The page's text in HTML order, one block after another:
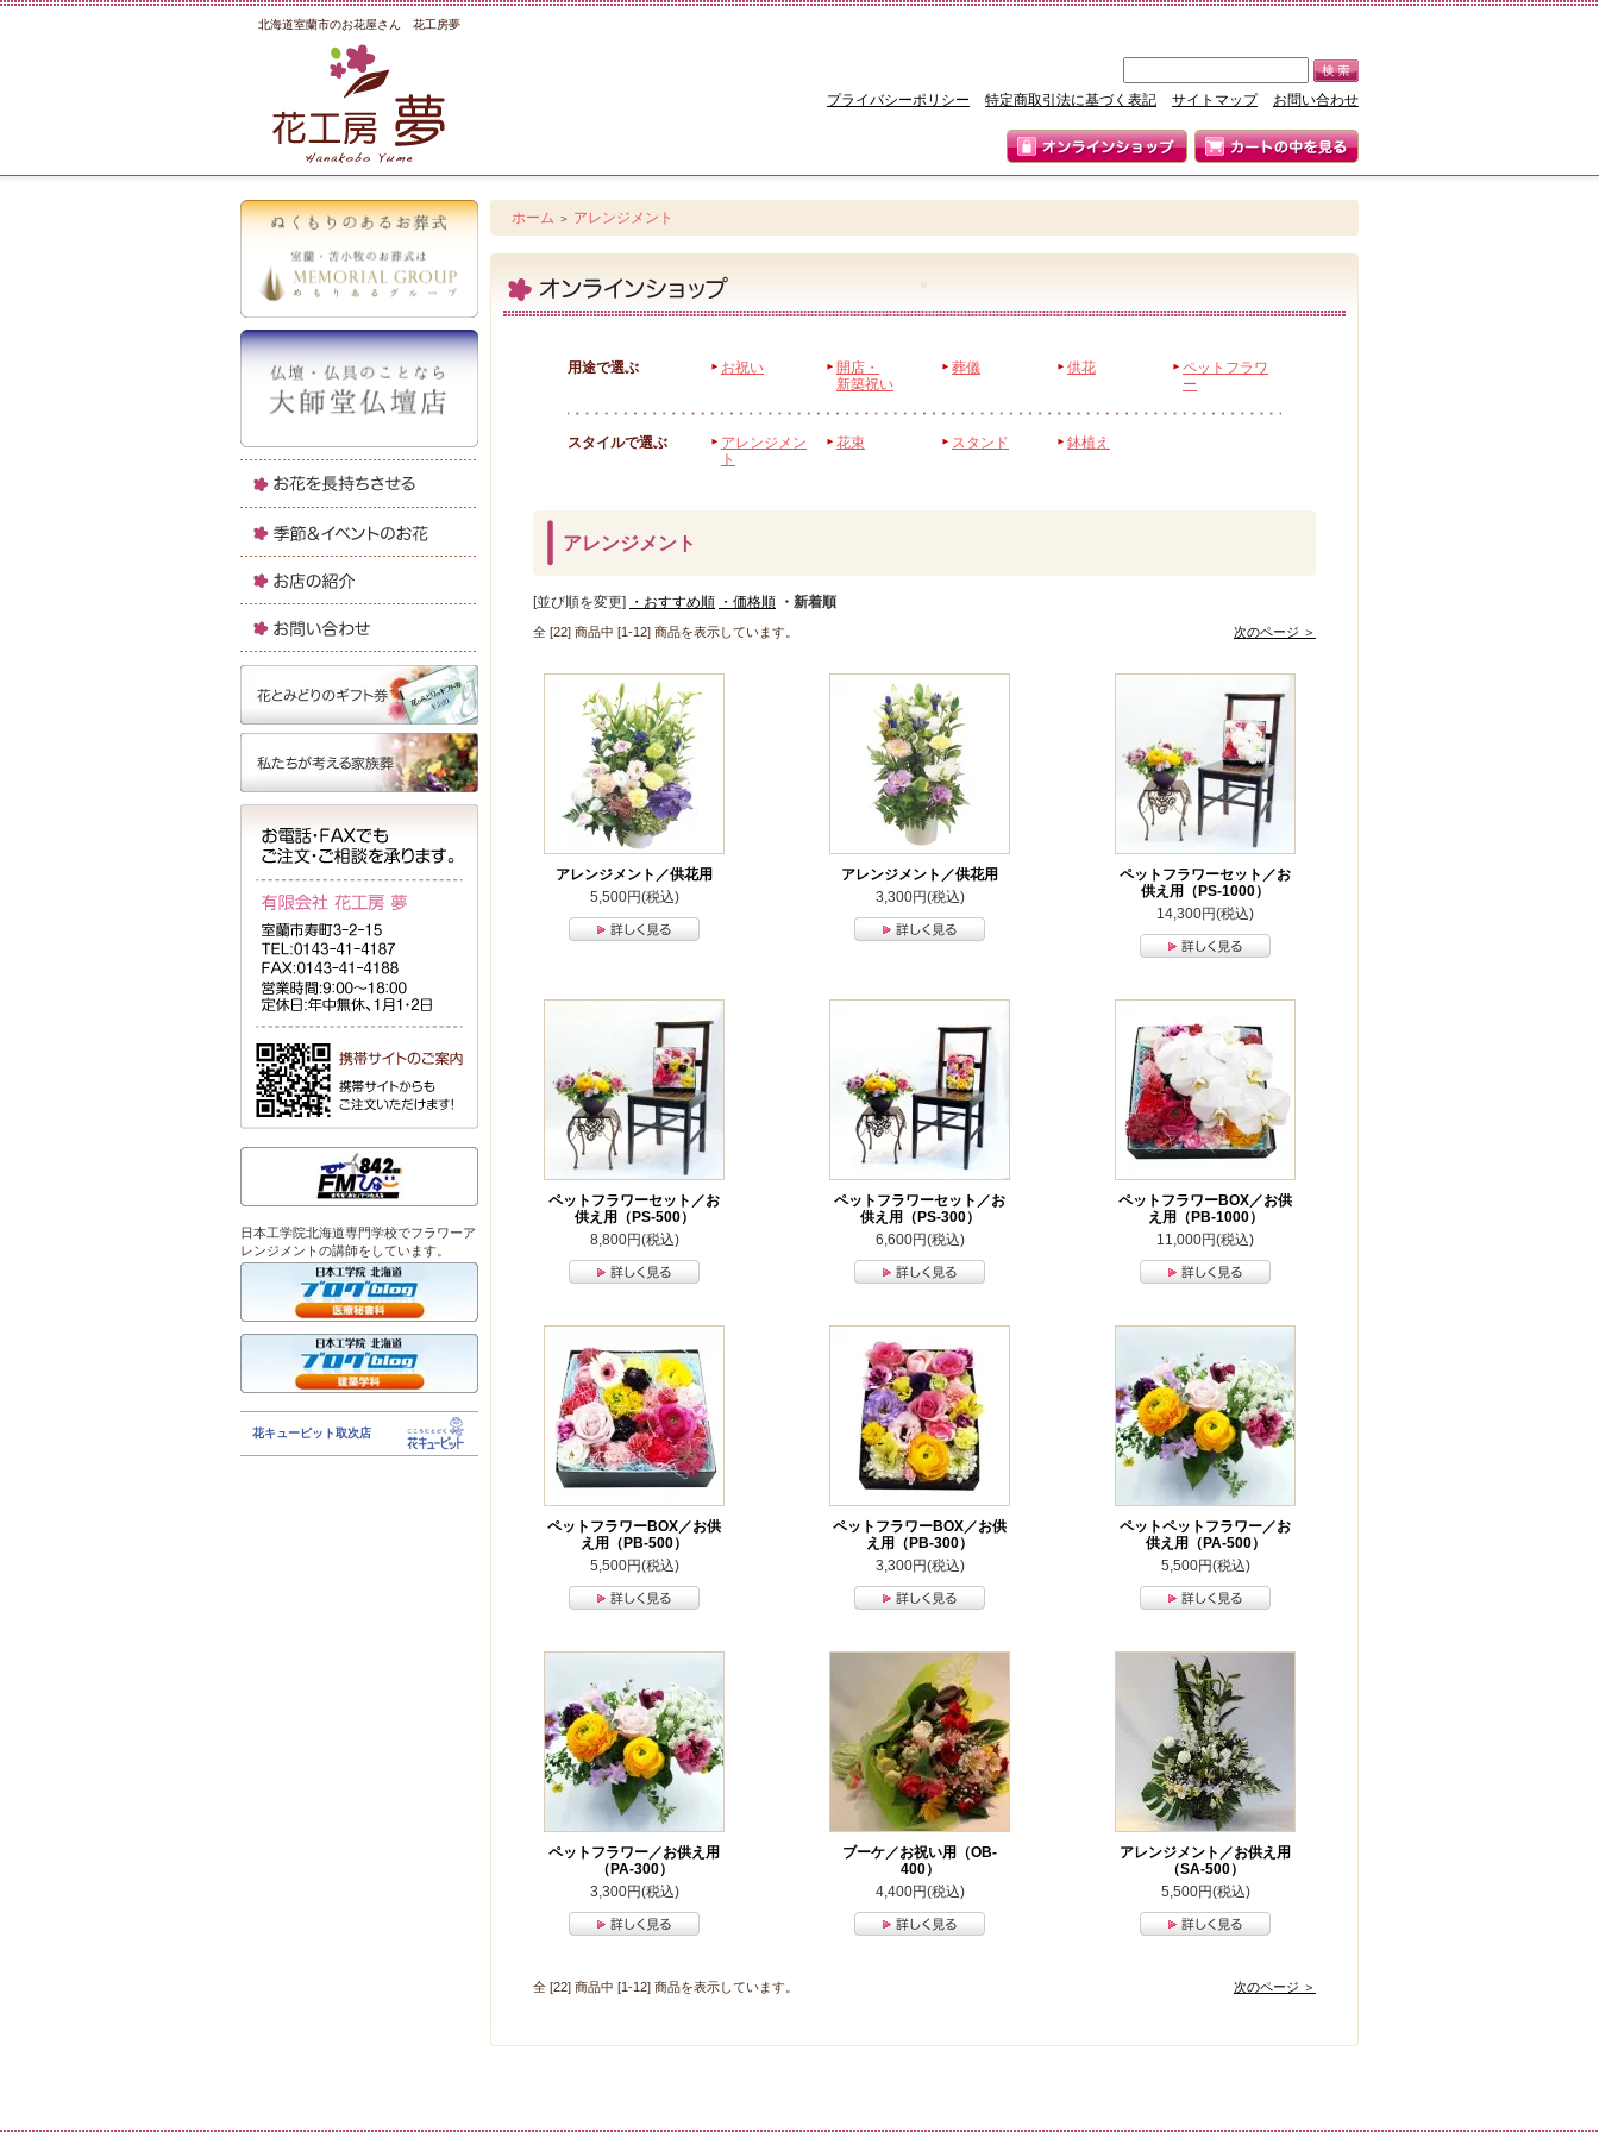
北海道室蘭市のお花屋さん 花工房夢
プライバシーポリシー 特定商取引法に基づく表記 サイトマップ お問い合わせ
日本工学院北海道専門学校でフラワーア
レンジメントの講師をしています。
花キューピット取次店
ホーム ＞ アレンジメント
用途で選ぶ お祝い
開店・
新築祝い
葬儀 供花
ペットフラワ
ー
スタイルで選ぶ
アレンジメン
ト
花束 スタンド 鉢植え
アレンジメント
[並び順を変更] ・おすすめ順 ・価格順 ・新着順
全 [22] 商品中 [1-12] 商品を表示しています。 次のページ ＞
アレンジメント／供花用
5,500円(税込)
アレンジメント／供花用
3,300円(税込)
ペットフラワーセット／お
供え用（PS-1000）
14,300円(税込)
ペットフラワーセット／お
供え用（PS-500）
8,800円(税込)
ペットフラワーセット／お
供え用（PS-300）
6,600円(税込)
ペットフラワーBOX／お供
え用（PB-1000）
11,000円(税込)
ペットフラワーBOX／お供
え用（PB-500）
5,500円(税込)
ペットフラワーBOX／お供
え用（PB-300）
3,300円(税込)
ペットペットフラワー／お
供え用（PA-500）
5,500円(税込)
ペットフラワー／お供え用
（PA-300）
3,300円(税込)
ブーケ／お祝い用（OB-
400）
4,400円(税込)
アレンジメント／お供え用
（SA-500）
5,500円(税込)
全 [22] 商品中 [1-12] 商品を表示しています。 次のページ ＞